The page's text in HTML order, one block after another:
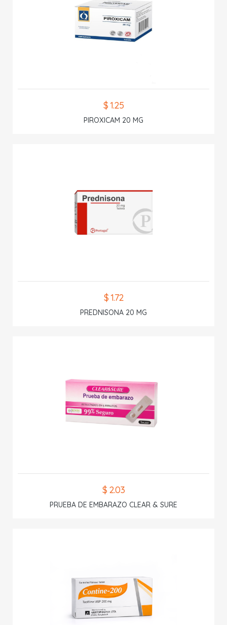
$ 1.25
PIROXICAM 20 MG
$ 1.72
PREDNISONA 20 MG
$ 2.03
PRUEBA DE EMBARAZO CLEAR & SURE